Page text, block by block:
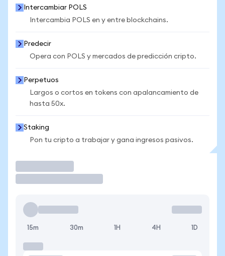
Intercambiar POLS
Intercambia POLS en y entre blockchains.
Predecir
Opera con POLS y mercados de predicción cripto.
Perpetuos
Largos o cortos en tokens con apalancamiento de
hasta 50x.
Staking
Pon tu cripto a trabajar y gana ingresos pasivos.
15m 30m 1H 4H 1D